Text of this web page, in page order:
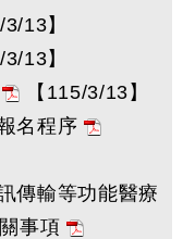
13】
13】
【115/3/13】
名程序
傳輸等功能醫療
事項